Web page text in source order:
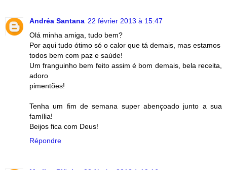
Andréa Santana 22 février 2013 à 15:47
Olá minha amiga, tudo bem?
Por aqui tudo ótimo só o calor que tá demais, mas estamos
todos bem com paz e saúde!
Um franguinho bem feito assim é bom demais, bela receita,
adoro
pimentões!
Tenha um fim de semana super abençoado junto a sua
família!
Beijos fica com Deus!
Répondre